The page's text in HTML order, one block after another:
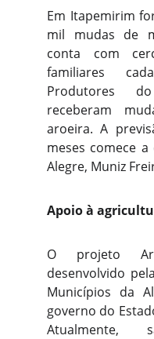
Em Itapemirim
mil mudas de
conta com
familiares
Produtores
receberam
aroeira. A
meses comece
Alegre, Muniz
Apoio à
O projeto
desenvolvido
Municípios da
governo do
Atualmente,